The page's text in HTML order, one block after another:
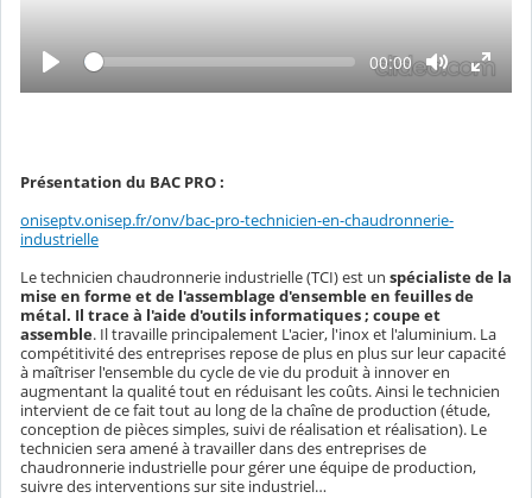
e
c
T
e
m
é
00:00
Présentation du BAC PRO :
oniseptv.onisep.fr/onv/bac-pro-technicien-en-chaudronnerie-
industrielle
Le technicien chaudronnerie industrielle (TCI) est un spécialiste de la
mise en forme et de l'assemblage d'ensemble en feuilles de
métal. Il trace à l'aide d'outils informatiques ; coupe et
assemble. Il travaille principalement L'acier, l'inox et l'aluminium. La
compétitivité des entreprises repose de plus en plus sur leur capacité
à maîtriser l'ensemble du cycle de vie du produit à innover en
augmentant la qualité tout en réduisant les coûts. Ainsi le technicien
intervient de ce fait tout au long de la chaîne de production (étude,
conception de pièces simples, suivi de réalisation et réalisation). Le
technicien sera amené à travailler dans des entreprises de
chaudronnerie industrielle pour gérer une équipe de production,
suivre des interventions sur site industriel…